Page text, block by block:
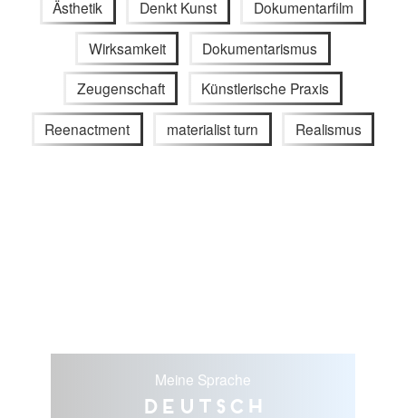
Ästhetik Denkt Kunst Dokumentarfilm
Wirksamkeit Dokumentarismus
Zeugenschaft Künstlerische Praxis
Reenactment materialist turn Realismus
Meine Sprache
Deutsch